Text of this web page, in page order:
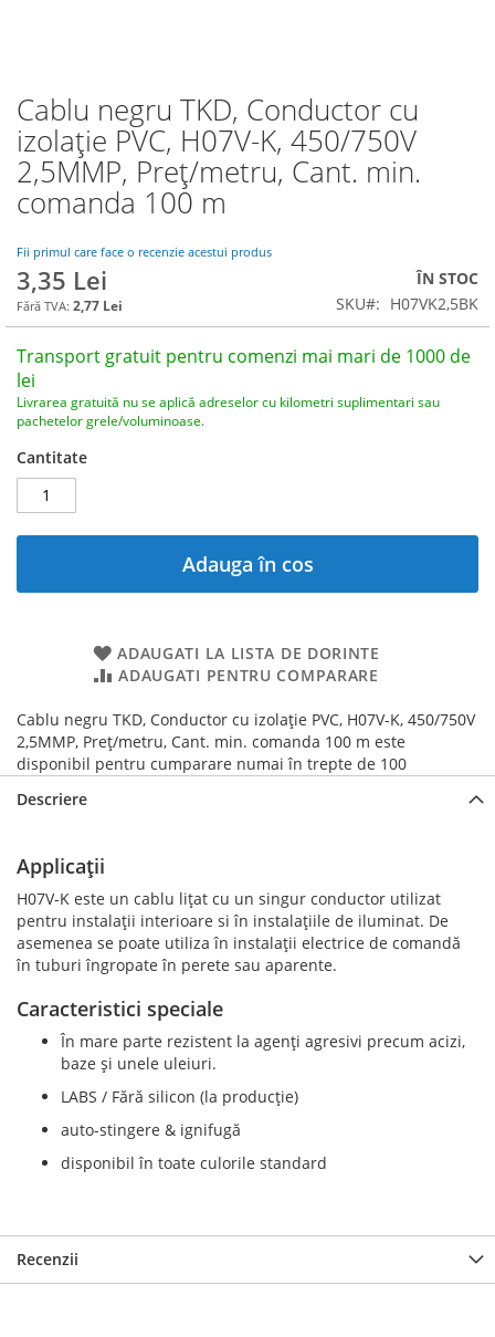
Cablu negru TKD, Conductor cu
izolație PVC, H07V-K, 450/750V
2,5MMP, Preț/metru, Cant. min.
comanda 100 m
Fii primul care face o recenzie acestui produs
3,35 Lei
2,77 Lei
ÎN STOC
SKU
H07VK2,5BK
Transport gratuit pentru comenzi mai mari de 1000 de
lei
Livrarea gratuită nu se aplică adreselor cu kilometri suplimentari sau
pachetelor grele/voluminoase.
Cantitate
Adauga în cos
ADAUGATI LA LISTA DE DORINTE
ADAUGATI PENTRU COMPARARE
Cablu negru TKD, Conductor cu izolație PVC, H07V-K, 450/750V
2,5MMP, Preț/metru, Cant. min. comanda 100 m este
disponibil pentru cumparare numai în trepte de 100
Skip
to
the
beginning
the
gallery
Descriere
Applicații
H07V-K este un cablu lițat cu un singur conductor utilizat
pentru instalații interioare si în instalațiile de iluminat. De
asemenea se poate utiliza în instalații electrice de comandă
în tuburi îngropate în perete sau aparente.
Caracteristici speciale
În mare parte rezistent la agenți agresivi precum acizi,
baze și unele uleiuri.
LABS / Fără silicon (la producție)
auto-stingere & ignifugă
disponibil în toate culorile standard
Recenzii